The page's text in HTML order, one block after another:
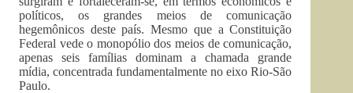
políticos, os grandes meios de comunicação
hegemônicos deste país. Mesmo que a Constituição
Federal vede o monopólio dos meios de comunicação,
apenas seis famílias dominam a chamada grande
mídia, concentrada fundamentalmente no eixo Rio-São
Paulo.